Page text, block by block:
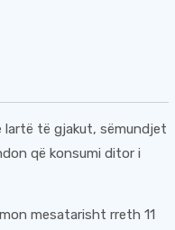
lartë të gjakut, sëmundjet
që konsumi ditor i
mesatarisht rreth 11